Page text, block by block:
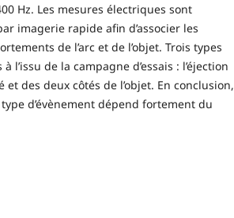
Hz. Les mesures électriques sont
imagerie rapide afin d’associer les
de l’arc et de l’objet. Trois types
l’issu de la campagne d’essais : l’éjection
et des deux côtés de l’objet. En conclusion,
d’évènement dépend fortement du